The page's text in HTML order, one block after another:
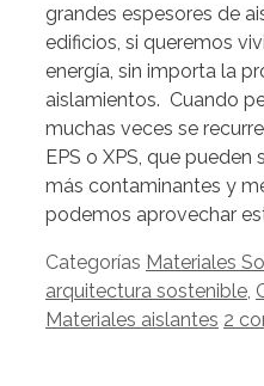
grandes espesores de
edificios, si queremos
energía, sin importa la
aislamientos. Cuando
muchas veces se
EPS o XPS, que
más contaminantes y
podemos aprovechar
Categorías Materiales
arquitectura sostenible
Materiales aislantes 2